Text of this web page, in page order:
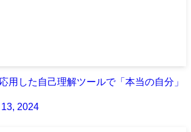
用した自己理解ツールで「本当の自分」
2024